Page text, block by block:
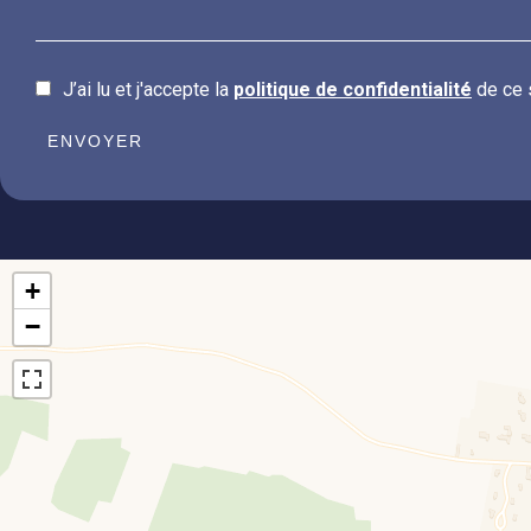
J’ai lu et j'accepte la politique de confidentialité de ce
ENVOYER
+
−